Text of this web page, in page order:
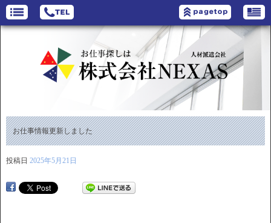
お仕事情報更新しました
投稿日 2025年5月21日